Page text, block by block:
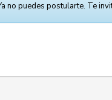
no puedes postularte. Te